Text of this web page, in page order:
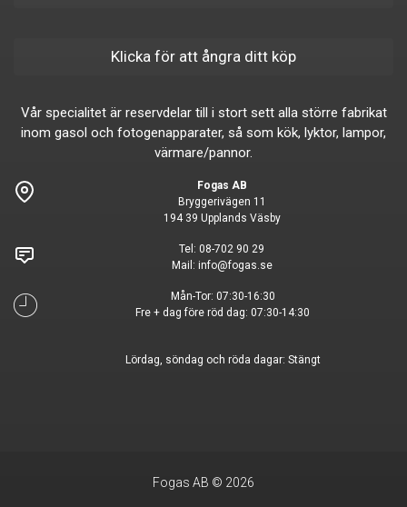
Klicka för att ångra ditt köp
Vår specialitet är reservdelar till i stort sett alla större fabrikat
inom gasol och fotogenapparater, så som kök, lyktor, lampor,
värmare/pannor.
Fogas AB
Bryggerivägen 11
194 39 Upplands Väsby
Tel: 08-702 90 29
Mail: info@fogas.se
Mån-Tor: 07:30-16:30
Fre + dag före röd dag: 07:30-14:30
Lördag, söndag och röda dagar: Stängt
Fogas AB © 2026